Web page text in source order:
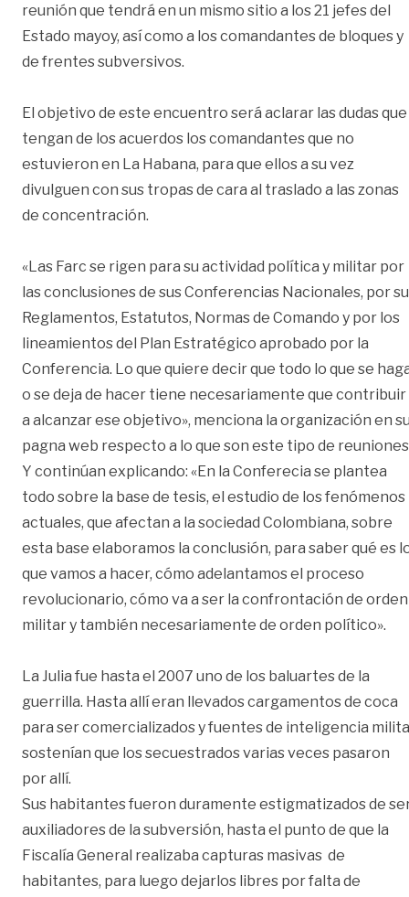
reunión que tendrá en un mismo sitio a los 21 jefes del
Estado mayoy, así como a los comandantes de bloques y
de frentes subversivos.
El objetivo de este encuentro será aclarar las dudas que
tengan de los acuerdos los comandantes que no
estuvieron en La Habana, para que ellos a su vez
divulguen con sus tropas de cara al traslado a las zonas
de concentración.
«Las Farc se rigen para su actividad política y militar por
las conclusiones de sus Conferencias Nacionales, por
Reglamentos, Estatutos, Normas de Comando y por los
lineamientos del Plan Estratégico aprobado por la
Conferencia. Lo que quiere decir que todo lo que se
o se deja de hacer tiene necesariamente que contribuir
a alcanzar ese objetivo», menciona la organización en
pagna web respecto a lo que son este tipo de
Y continúan explicando: «En la Conferecia se plantea
todo sobre la base de tesis, el estudio de los fenómenos
actuales, que afectan a la sociedad Colombiana, sobre
esta base elaboramos la conclusión, para saber qué es
que vamos a hacer, cómo adelantamos el proceso
revolucionario, cómo va a ser la confrontación de orden
militar y también necesariamente de orden político».
La Julia fue hasta el 2007 uno de los baluartes de la
guerrilla. Hasta allí eran llevados cargamentos de coca
para ser comercializados y fuentes de inteligencia
sostenían que los secuestrados varias veces pasaron
por allí.
Sus habitantes fueron duramente estigmatizados de
auxiliadores de la subversión, hasta el punto de que la
Fiscalía General realizaba capturas masivas de
habitantes, para luego dejarlos libres por falta de